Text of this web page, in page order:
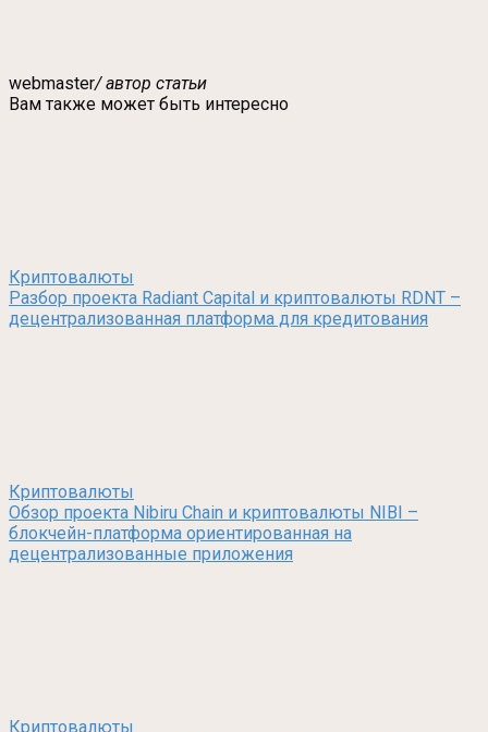
webmaster/ автор статьи
Вам также может быть интересно
Криптовалюты
Разбор проекта Radiant Capital и криптовалюты RDNT –
децентрализованная платформа для кредитования
Криптовалюты
Обзор проекта Nibiru Chain и криптовалюты NIBI –
блокчейн-платформа ориентированная на
децентрализованные приложения
Криптовалюты